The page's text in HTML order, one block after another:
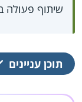
שיתוף פעולה
תוכן עניינים